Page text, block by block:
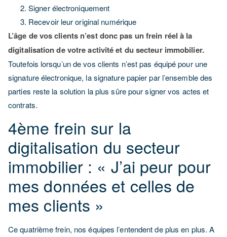
Signer électroniquement
Recevoir leur original numérique
L’âge de vos clients n’est donc pas un frein réel à la
digitalisation de votre activité et du secteur immobilier.
Toutefois lorsqu’un de vos clients n’est pas équipé pour une
signature électronique, la signature papier par l’ensemble des
parties reste la solution la plus sûre pour signer vos actes et
contrats.
4ème frein sur la
digitalisation du secteur
immobilier : « J’ai peur pour
mes données et celles de
mes clients »
Ce quatrième frein, nos équipes l’entendent de plus en plus. A